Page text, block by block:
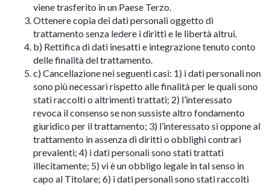
viene trasferito in un Paese Terzo.
Ottenere copia dei dati personali oggetto di
trattamento senza ledere i diritti e le libertà altrui.
b) Rettifica di dati inesatti e integrazione tenuto conto
delle finalità del trattamento.
c) Cancellazione nei seguenti casi: 1) i dati personali non
sono più necessari rispetto alle finalità per le quali sono
stati raccolti o altrimenti trattati; 2) l’interessato
revoca il consenso se non sussiste altro fondamento
giuridico per il trattamento; 3) l’interessato si oppone al
trattamento in assenza di diritti o obblighi contrari
prevalenti; 4) i dati personali sono stati trattati
illecitamente; 5) vi è un obbligo legale in tal senso in
capo al Titolare; 6) i dati personali sono stati raccolti